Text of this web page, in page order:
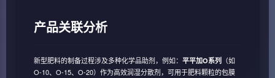
产品关联分析
新型肥料的制备过程涉及多种化学品助剂，例如： 平平加O系列 （如
O-10、O-15、O-20）作为高效润湿分散剂，可用于肥料颗粒的包膜